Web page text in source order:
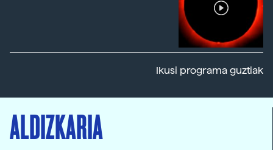
Ikusi programa guztiak
ALDIZKARIA